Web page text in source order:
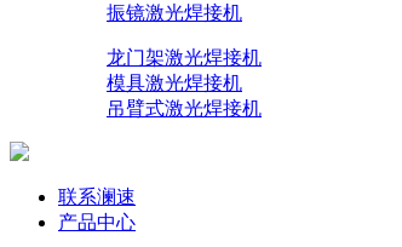
振镜激光焊接机
龙门架激光焊接机
模具激光焊接机
吊臂式激光焊接机
联系澜速
产品中心